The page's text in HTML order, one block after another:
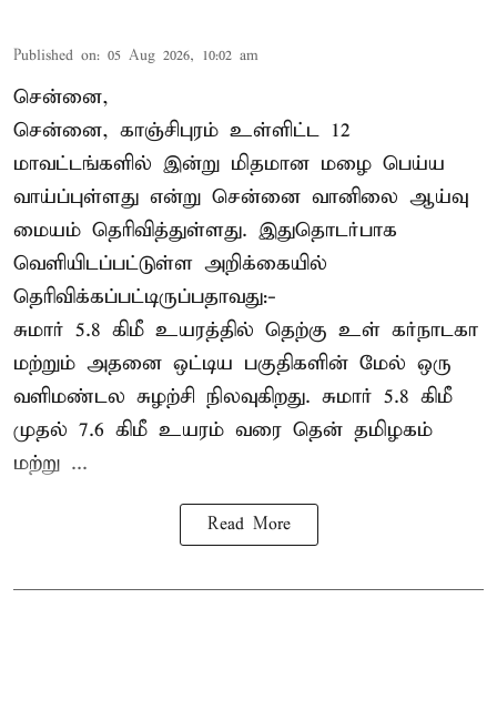
Published on: 05 Aug 2026, 10:02 am
சென்னை,
சென்னை, காஞ்சிபுரம் உள்ளிட்ட 12
மாவட்டங்களில் இன்று மிதமான மழை பெய்ய
வாய்ப்புள்ளது என்று சென்னை வானிலை ஆய்வு
மையம் தெரிவித்துள்ளது. இதுதொடர்பாக
வெளியிடப்பட்டுள்ள அறிக்கையில்
தெரிவிக்கப்பட்டிருப்பதாவது:-
சுமார் 5.8 கிமீ உயரத்தில் தெற்கு உள் கர்நாடகா
மற்றும் அதனை ஒட்டிய பகுதிகளின் மேல் ஒரு
வளிமண்டல சுழற்சி நிலவுகிறது. சுமார் 5.8 கிமீ
முதல் 7.6 கிமீ உயரம் வரை தென் தமிழகம்
மற்று ...
Read More